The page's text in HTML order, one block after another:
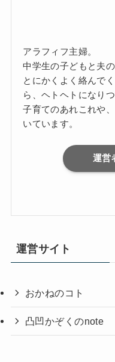
アラフィフ主婦。
中学生の子どもと夫の
とにかくよく絡んで
ら、ヘトヘトになり
子育てのあれこれや
いています。
運営
運営サイト
おかねのコト
凸凹かぞくのnote